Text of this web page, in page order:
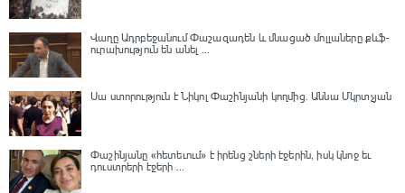
Վաղը Ադրբեջանում Փաշազադեն և մնացած մոլլաները քևֆ-
ուրախություն են անել ...
Սա ստորություն է Նիկոլ Փաշինյանի կողմից․ Աննա Մկրտչյան
Փաշինյանը «հետեւում» է իրենց շների էջերին, իսկ կնոջ եւ
դուստրերի էջերի ...